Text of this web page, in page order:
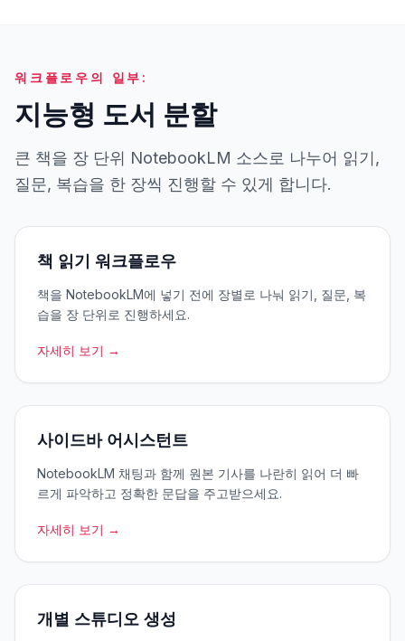
워크플로우의 일부:
지능형 도서 분할
큰 책을 장 단위 NotebookLM 소스로 나누어 읽기,
질문, 복습을 한 장씩 진행할 수 있게 합니다.
책 읽기 워크플로우
책을 NotebookLM에 넣기 전에 장별로 나눠 읽기, 질문, 복
습을 장 단위로 진행하세요.
자세히 보기 →
사이드바 어시스턴트
NotebookLM 채팅과 함께 원본 기사를 나란히 읽어 더 빠
르게 파악하고 정확한 문답을 주고받으세요.
자세히 보기 →
개별 스튜디오 생성